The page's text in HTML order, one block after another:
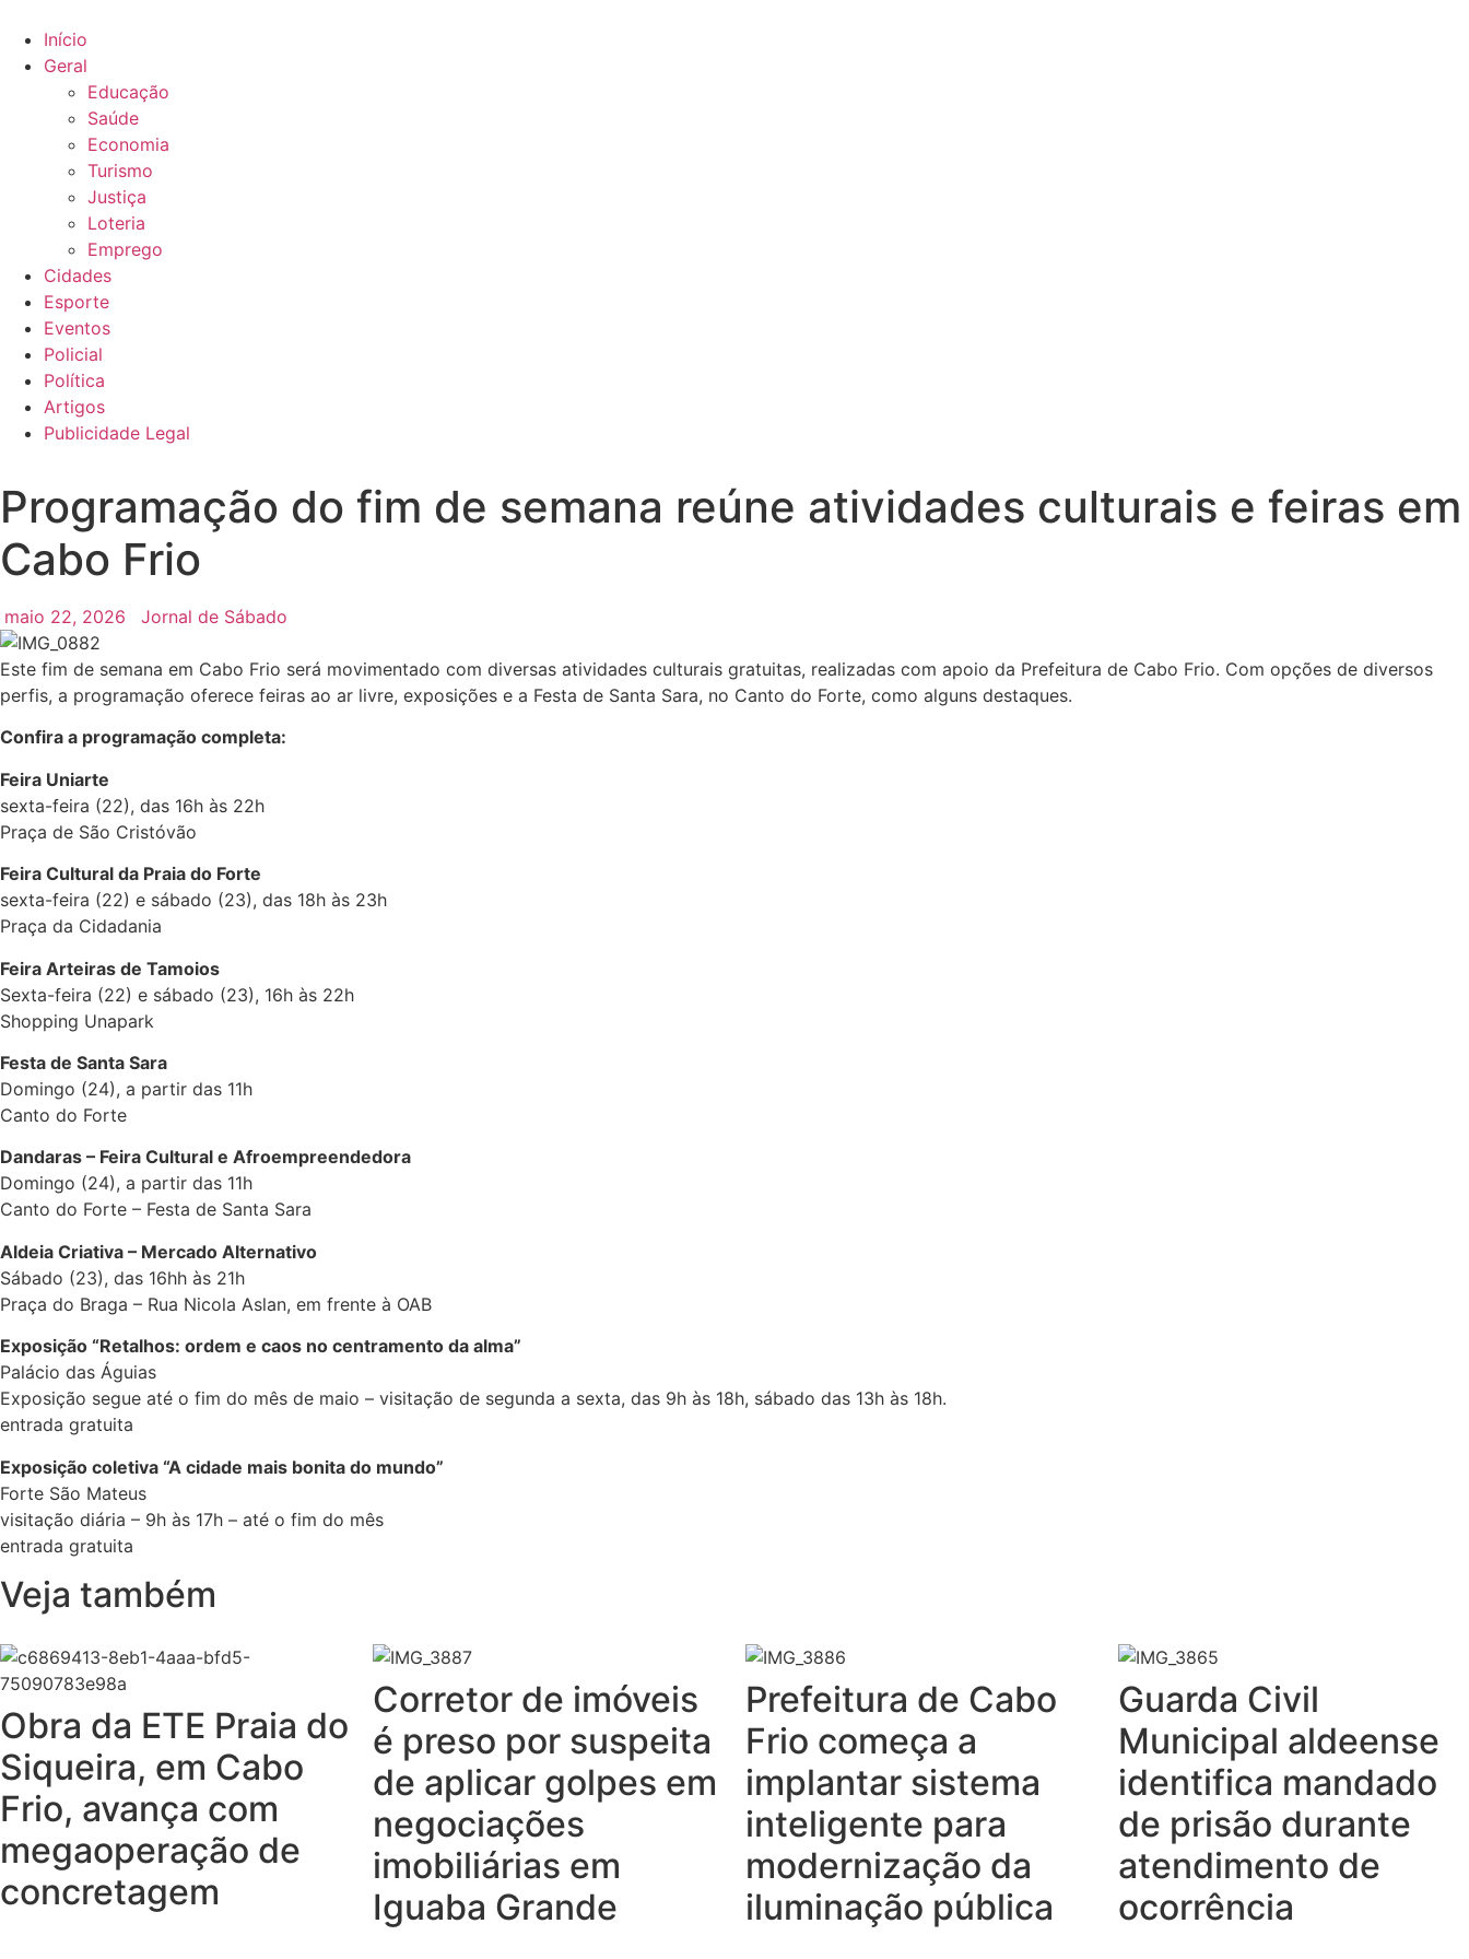
para
conteúdo
Início
Geral
Educação
Saúde
Economia
Turismo
Justiça
Loteria
Emprego
Cidades
Esporte
Eventos
Policial
Política
Artigos
Publicidade Legal
Programação do fim de semana reúne atividades culturais e feiras em
Cabo Frio
maio 22, 2026 Jornal de Sábado
Este fim de semana em Cabo Frio será movimentado com diversas atividades culturais gratuitas, realizadas com apoio da Prefeitura de Cabo Frio. Com opções de diversos
perfis, a programação oferece feiras ao ar livre, exposições e a Festa de Santa Sara, no Canto do Forte, como alguns destaques.
Confira a programação completa:
Feira Uniarte
sexta-feira (22), das 16h às 22h
Praça de São Cristóvão
Feira Cultural da Praia do Forte
sexta-feira (22) e sábado (23), das 18h às 23h
Praça da Cidadania
Feira Arteiras de Tamoios
Sexta-feira (22) e sábado (23), 16h às 22h
Shopping Unapark
Festa de Santa Sara
Domingo (24), a partir das 11h
Canto do Forte
Dandaras – Feira Cultural e Afroempreendedora
Domingo (24), a partir das 11h
Canto do Forte – Festa de Santa Sara
Aldeia Criativa – Mercado Alternativo
Sábado (23), das 16hh às 21h
Praça do Braga – Rua Nicola Aslan, em frente à OAB
Exposição “Retalhos: ordem e caos no centramento da alma”
Palácio das Águias
Exposição segue até o fim do mês de maio – visitação de segunda a sexta, das 9h às 18h, sábado das 13h às 18h.
entrada gratuita
Exposição coletiva “A cidade mais bonita do mundo”
Forte São Mateus
visitação diária – 9h às 17h – até o fim do mês
entrada gratuita
Veja também
Obra da ETE Praia do
Siqueira, em Cabo
Frio, avança com
megaoperação de
concretagem
Corretor de imóveis
é preso por suspeita
de aplicar golpes em
negociações
imobiliárias em
Iguaba Grande
Prefeitura de Cabo
Frio começa a
implantar sistema
inteligente para
modernização da
iluminação pública
Guarda Civil
Municipal aldeense
identifica mandado
de prisão durante
atendimento de
ocorrência